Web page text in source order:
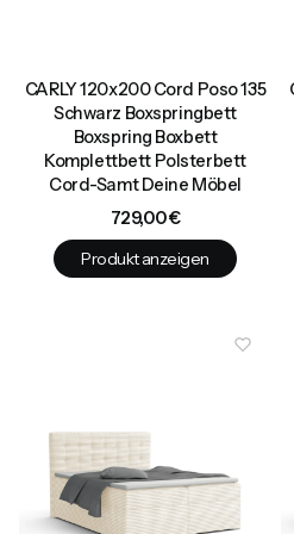
CARLY 120x200 Cord Poso 135
Schwarz Boxspringbett
Boxspring Boxbett
Komplettbett Polsterbett
Cord-Samt Deine Möbel
Preis
729,00 €
Produkt anzeigen